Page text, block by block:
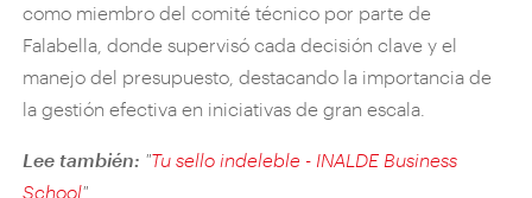
como miembro del comité técnico por parte de
Falabella, donde supervisó cada decisión clave y el
manejo del presupuesto, destacando la importancia de
la gestión efectiva en iniciativas de gran escala.
Lee también: "Tu sello indeleble - INALDE Business
School"